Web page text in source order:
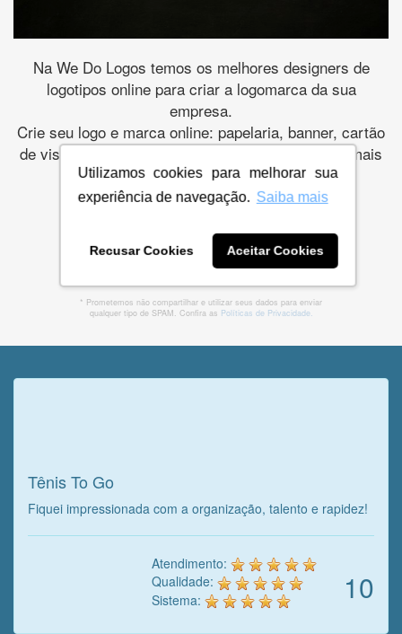
Utilizamos cookies para melhorar sua
experiência de navegação. Saiba mais
Recusar Cookies Aceitar Cookies
Na We Do Logos temos os melhores designers de
logotipos online para criar a logomarca da sua
empresa.
Crie seu logo e marca online: papelaria, banner, cartão
de visita, folder, flyer, website e muito mais. São mais
de 36.612 empresas atendidas.
CRIE SUA MARCA
* Prometemos não compartilhar e utilizar seus dados para enviar
qualquer tipo de SPAM. Confira as Políticas de Privacidade.
Tênis To Go
Fiquei impressionada com a organização, talento e rapidez!
10
Atendimento:
Qualidade:
Sistema: